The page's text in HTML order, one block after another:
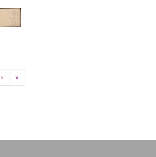
Next
page
›
Last
page
»